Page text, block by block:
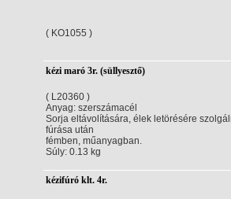
( KO1055 )
kézi maró 3r. (süllyesztő)
( L20360 )
Anyag: szerszámacél
Sorja eltávolítására, élek letörésére
fúrása után
fémben, műanyagban.
Súly: 0.13 kg
kézifúró klt. 4r.